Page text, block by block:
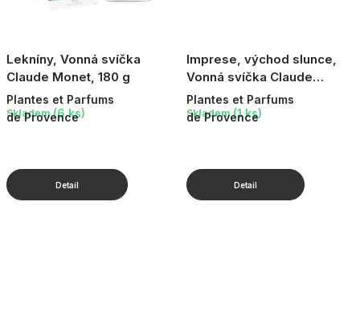
Lekníny, Vonná svíčka
Claude Monet, 180 g
Plantes et Parfums
de Provence
Skladem (6 ks)
Imprese, východ slunce,
Vonná svíčka Claude
Monet, 250 g
Plantes et Parfums
de Provence
Skladem (1 ks)